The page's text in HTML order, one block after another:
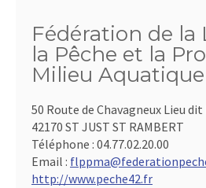
Fédération de la
la Pêche et la
Milieu Aquatique
50 Route de Chavagneux Lieu
42170 ST JUST ST RAMBERT
Téléphone : 04.77.02.20.00
Email :
http://www.peche42.fr